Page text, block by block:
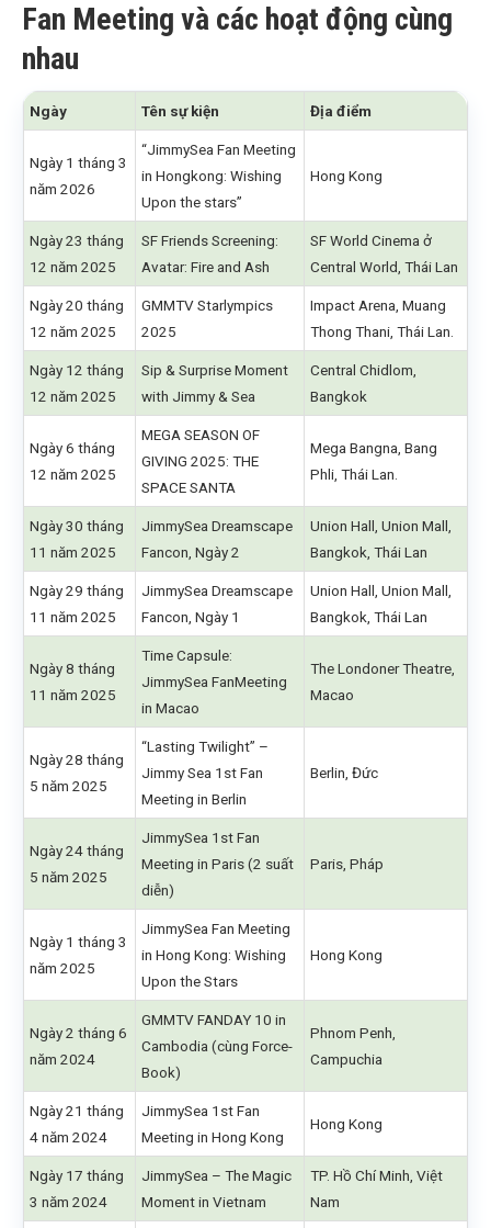
Fan Meeting và các hoạt động cùng
nhau
Ngày Tên sự kiện Địa điểm
Ngày 1 tháng 3
năm 2026
“JimmySea Fan Meeting
in Hongkong: Wishing
Upon the stars”
Hong Kong
Ngày 23 tháng
12 năm 2025
SF Friends Screening:
Avatar: Fire and Ash
SF World Cinema ở
Central World, Thái Lan
Ngày 20 tháng
12 năm 2025
GMMTV Starlympics
2025
Impact Arena, Muang
Thong Thani, Thái Lan.
Ngày 12 tháng
12 năm 2025
Sip & Surprise Moment
with Jimmy & Sea
Central Chidlom,
Bangkok
Ngày 6 tháng
12 năm 2025
MEGA SEASON OF
GIVING 2025: THE
SPACE SANTA
Mega Bangna, Bang
Phli, Thái Lan.
Ngày 30 tháng
11 năm 2025
JimmySea Dreamscape
Fancon, Ngày 2
Union Hall, Union Mall,
Bangkok, Thái Lan
Ngày 29 tháng
11 năm 2025
JimmySea Dreamscape
Fancon, Ngày 1
Union Hall, Union Mall,
Bangkok, Thái Lan
Ngày 8 tháng
11 năm 2025
Time Capsule:
JimmySea FanMeeting
in Macao
The Londoner Theatre,
Macao
Ngày 28 tháng
5 năm 2025
“Lasting Twilight” –
Jimmy Sea 1st Fan
Meeting in Berlin
Berlin, Đức
Ngày 24 tháng
5 năm 2025
JimmySea 1st Fan
Meeting in Paris (2 suất
diễn)
Paris, Pháp
Ngày 1 tháng 3
năm 2025
JimmySea Fan Meeting
in Hong Kong: Wishing
Upon the Stars
Hong Kong
Ngày 2 tháng 6
năm 2024
GMMTV FANDAY 10 in
Cambodia (cùng Force-
Book)
Phnom Penh,
Campuchia
Ngày 21 tháng
4 năm 2024
JimmySea 1st Fan
Meeting in Hong Kong
Hong Kong
Ngày 17 tháng
3 năm 2024
JimmySea – The Magic
Moment in Vietnam
TP. Hồ Chí Minh, Việt
Nam